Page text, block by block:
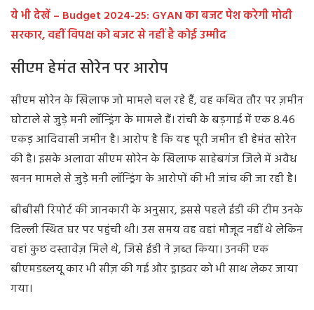
ये भी देखें – Budget 2024-25: GYAN का बजट पेश करेगी मोदी
सरकार, वहीं विपक्ष को बजट से नहीं है कोई उम्मीद
सीएम हेमंत सोरेन पर आरोप
सीएम सोरेन के खिलाफ जो मामले चल रहे हैं, वह कथित तौर पर ज़मीन
घोटाले से जुड़े मनी लॉन्ड्रिंग के मामले हैं। रांची के बड़गाई में एक 8.46
एकड़ आदिवासी जमीन है। आरोप है कि यह पूरी जमीन ही हेमंत सोरेन
की है। इसके अलावा सीएम सोरेन के खिलाफ साहेबगंज जिले में अवैध
खनन मामले से जुड़े मनी लॉन्ड्रिंग के आरोपों की भी जांच की जा रही है।
बीबीसी रिपोर्ट की जानकारी के अनुसार, इससे पहले ईडी की टीम उनके
दिल्ली स्थित घर पर पहुंची थी। उस समय वह वहां मौजूद नहीं थे लेकिन
वहां कुछ दस्तावेज़ मिले थे, जिसे ईडी ने ज़ब्त किया। उनकी एक
बीएमडब्लयू कार भी सीज़ की गई और ड्राइवर को भी साथ लेकर जाया
गया।